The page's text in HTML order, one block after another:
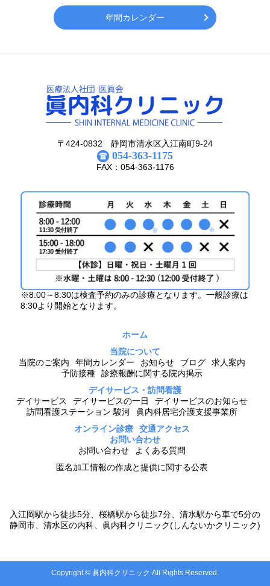
年間カレンダー
〒424-0832 静岡市清水区入江南町9-24
054-363-1175
FAX：054-363-1176
※8:00～8:30は検査予約のみの診療となります。一般診療は
8:30より開始となります。
ホーム
当院について
当院のご案内
年間カレンダー お知らせ ブログ
求人案内
予防接種
診療報酬に関する院内掲示
デイサービス・訪問看護
デイサービス
デイサービスの一日
デイサービスのお知らせ
訪問看護ステーション 駿河
眞内科居宅介護支援事業所
オンライン診療
交通アクセス
お問い合わせ
お問い合わせ
よくある質問
匿名加工情報の作成と提供に関する公表
入江岡駅から徒歩5分、桜橋駅から徒歩7分、清水駅から車で5分の
静岡市、清水区の内科、眞内科クリニック(しんないかクリニック)
Copyright © 眞内科クリニック All Rights Reserved.